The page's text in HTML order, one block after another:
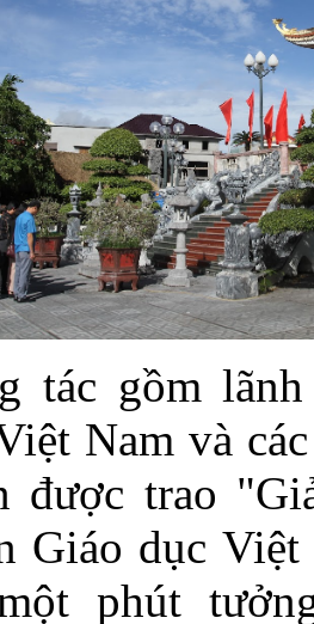
tác gồm
Nam và
được trao
Giáo dục
phút